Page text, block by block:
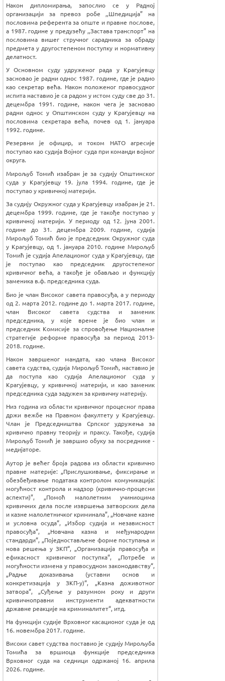
Након дипломирања, запослио се у Радној
организацији за превоз робе ,,Шпедиција” на
пословима референта за опште и правне послове,
а 1987. године у предузећу ,,Застава транспорт” на
пословима вишег стручног сарадника за обраду
предмета у другостепеном поступку и нормативну
делатност.
У Основном суду удруженог рада у Крагујевцу
засновао је радни однос 1987. године, где је радио
као секретар већа. Након положеног правосудног
испита наставио је са радом у истом суду све до 31.
децембра 1991. године, након чега је засновао
радни однос у Општинском суду у Крагујевцу на
пословима секретара већа, почев од 1. јануара
1992. године.
Резервни је официр, и током НАТО агресије
поступао као судија Војног суда при команди војног
округа.
Мирољуб Томић изабран је за судију Општинског
суда у Крагујевцу 19. јула 1994. године, где је
поступао у кривичној материји.
За судију Окружног суда у Крагујевцу изабран је 21.
децембра 1999. године, где је такође поступао у
кривичној материји. У периоду од 12. јуна 2001.
године до 31. децембра 2009. године, судија
Мирољуб Томић био је председник Окружног суда
у Крагујевцу, од 1. јануара 2010. године Мирољуб
Томић је судија Апелационог суда у Крагујевцу, где
је поступао као председник другостепеног
кривичног већа, а такође је обављао и функцију
заменика в.ф. председника суда.
Био је члан Високог савета правосуђа, а у периоду
од 2. марта 2012. године до 1. марта 2017. године,
члан Високог савета судства и заменик
председника, у које време је био члан и
председник Комисије за спровођење Националне
стратегије реформе правосуђа за период 2013-
2018. године.
Након завршеног мандата, као члана Високог
савета судства, судија Мирољуб Томић, наставио је
да поступа као судија Апелационог суда у
Крагујевцу, у кривичној материји, и као заменик
председника суда задужен за кривичну материју.
Низ година из области кривичног процесног права
држи вежбе на Правном факултету у Крагујевцу.
Члан је Председништва Српског удружења за
кривично правну теорију и праксу. Такође, судија
Мирољуб Томић је завршио обуку за посреднике -
медијаторе.
Аутор је већег броја радова из области кривично
правне материје: „Прислушкивање, фиксирање и
обезбеђивање података контролом комуникација:
могућност контрола и надзор (кривично-процесни
аспекти)”, „Помоћ малолетним учиниоцима
кривичних дела после извршења затворских дела
и казне малолетничког криминала”, „Новчане казне
и условна осуда“, „Избор судија и независност
правосуђа“, „Новчана казна и међународни
стандарди“, „Поједностављене форме поступања и
нова решења у ЗКП“, „Организација правосуђа и
ефикасност кривичног поступка“, „Потребе и
могућности измена у правосудном законодавству“,
„Радње доказивања (уставни основ и
конкретизација у ЗКП-у)“, „Казна доживотног
затвора“, „Суђење у разумном року и други
кривичноправни инструменти адекватности
државне реакције на криминалитет“, итд.
На функцији судије Врховног касационог суда је од
16. новембра 2017. године.
Високи савет судства поставио је судију Мирољуба
Томића за вршиоца функције председника
Врховног суда на седници одржаној 16. априла
2026. године.